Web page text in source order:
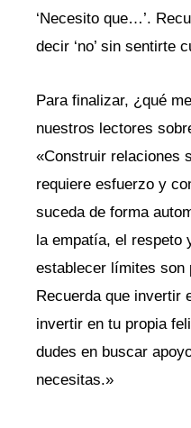
‘Necesito que…’.
decir ‘no’ sin sentirte
Para finalizar, ¿qué
nuestros lectores
«Construir relaciones
requiere esfuerzo y
suceda de forma
la empatía, el respeto
establecer límites son
Recuerda que invertir
invertir en tu propia
dudes en buscar
necesitas.»